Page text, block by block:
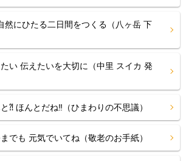
にひたる二日間をつくる（八ヶ岳 下
い 伝えたいを大切に（中里 スイカ 発
⁈ ほんとだね‼（ひまわりの不思議）
でも 元気でいてね（敬老のお手紙）